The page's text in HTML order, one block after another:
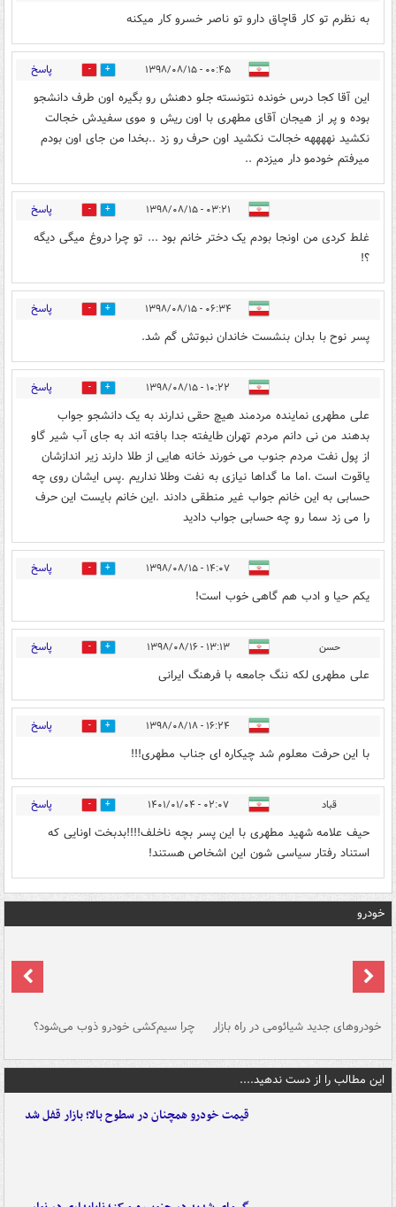
به نظرم تو کار قاچاق دارو تو ناصر خسرو کار میکنه
۰۰:۴۵ - ۱۳۹۸/۰۸/۱۵ 5 پاسخ
این آقا کجا درس خونده نتونسته جلو دهنش رو بگیره اون طرف دانشجو
بوده و پر از هیجان آقای مطهری با اون ریش و موی سفیدش خجالت
نکشید نههههه خجالت نکشید اون حرف رو زد ..بخدا من جای اون بودم
میرفتم خودمو دار میزدم ..
۰۳:۲۱ - ۱۳۹۸/۰۸/۱۵ 2 پاسخ
غلط کردی من اونجا بودم یک دختر خانم بود ... تو چرا دروغ میگی دیگه
؟!
۰۶:۳۴ - ۱۳۹۸/۰۸/۱۵ 3 پاسخ
پسر نوح با بدان بنشست خاندان نبوتش گم شد.
۱۰:۲۲ - ۱۳۹۸/۰۸/۱۵ 2 پاسخ
علی مطهری نماینده مردمند هیچ حقی ندارند به یک دانشجو جواب
بدهند من نی دانم مردم تهران طایفته جدا بافته اند به جای آب شیر گاو
از پول نفت مردم جنوب می خورند خانه هایی از طلا دارند زیر اندازشان
یاقوت است ‌.اما ما گداها نیازی به نفت وطلا نداریم .پس ایشان روی چه
حسابی به این خانم جواب غیر منطقی دادند .این خانم بایست این حرف
را می زد سما رو چه حسابی جواب دادید
۱۴:۰۷ - ۱۳۹۸/۰۸/۱۵ 7 پاسخ
یکم حیا و ادب هم گاهی خوب است!
حسن ۱۳:۱۳ - ۱۳۹۸/۰۸/۱۶ 5 پاسخ
علی مطهری لکه ننگ جامعه با فرهنگ ایرانی
۱۶:۲۴ - ۱۳۹۸/۰۸/۱۸ 1 پاسخ
با این حرفت معلوم شد چیکاره ای جناب مطهری!!!
قباد ۰۲:۰۷ - ۱۴۰۱/۰۱/۰۴ 0 پاسخ
حیف علامه شهید مطهری با این پسر بچه ناخلف!!!!بدبخت اونایی که
استناد رفتار سیاسی شون این اشخاص هستند!
خودرو
خودروهای جدید شیائومی در راه بازار چرا سیم‌کشی خودرو ذوب می‌شود؟
این مطالب را از دست ندهید....
قیمت خودرو همچنان در سطوح بالا؛ بازار قفل شد